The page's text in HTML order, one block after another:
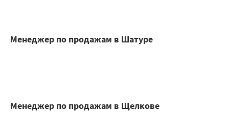
Менеджер по продажам в Шатуре
Менеджер по продажам в Щелкове